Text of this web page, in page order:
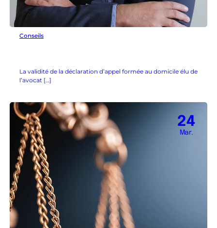
Conseils
La validité de la déclaration d’appel formée au domicile élu de
l’avocat […]
24
Mar.